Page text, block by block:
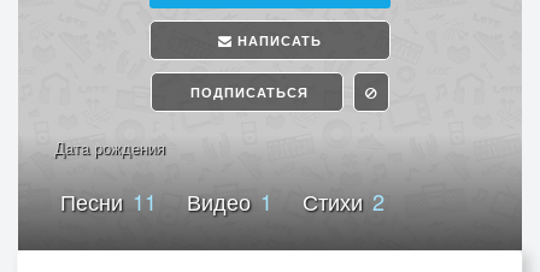
НАПИСАТЬ
ПОДПИСАТЬСЯ
Дата рождения
Песни 11 Видео 1 Стихи2